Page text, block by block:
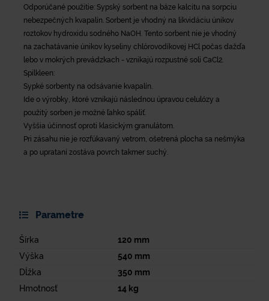
Odporúčané použitie: Sypský sorbent na báze kalcitu na sorpciu
nebezpečných kvapalín. Sorbent je vhodný na likvidáciu únikov
roztokov hydroxidu sodného NaOH. Tento sorbent nie je vhodný
na zachatávanie únikov kyseliny chlórovodíkovej HCl počas dažďa
lebo v mokrých prevádzkach - vznikajú rozpustné soli CaCl2.
Spilkleen:
Sypké sorbenty na odsávanie kvapalín.
Ide o výrobky, ktoré vznikajú následnou úpravou celulózy a
použitý sorben je možné ľahko spáliť.
Vyššia účinnosť oproti klasickým granulátom.
Pri zásahu nie je rozfúkavaný vetrom, ošetrená plocha sa nešmýka
a po uprataní zostáva povrch takmer suchý.
Parametre
Šírka 120 mm
Výška
540 mm
Dĺžka
350 mm
Hmotnosť
14kg